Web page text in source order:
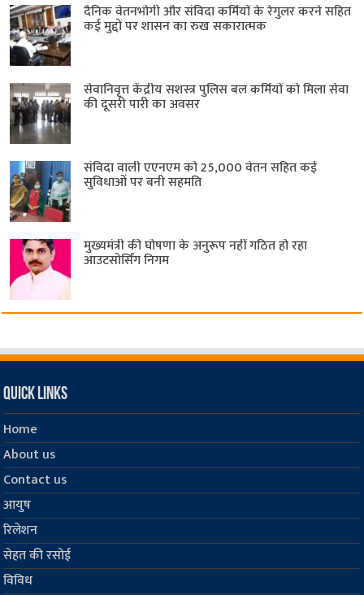
दैनिक वेतनभोगी और संविदा कर्मियों के रेगुलर करने सहित
कई मुद्दों पर शासन का रुख सकारात्मक
सेवानिवृत्त केंद्रीय सशस्त्र पुलिस बल ​कर्मियों को मिला सेवा
की दूसरी पारी का अवसर
संविदा वाली एएनएम को 25,000 वेतन सहित कई
सुविधाओं पर बनी सहमति
मुख्यमंत्री की घोषणा के अनुरूप नहीं गठित हो रहा
आउटसोर्सिंग निगम
Quick Links
Home
About us
Contact us
आयुष
रिलेशन
सेहत की रसोई
विविध